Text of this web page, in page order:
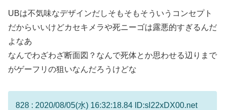
UBは不気味なデザインだしそもそもそういうコンセプト
だからいいけどカセキメラや死ニーゴは露悪的すぎるんだ
よなあ
なんでわざわざ断面図？なんで死体とか思わせる辺りまで
がゲーフリの狙いなんだろうけどな
828 : 2020/08/05(水) 16:32:18.84 ID:sl22xDX00.net